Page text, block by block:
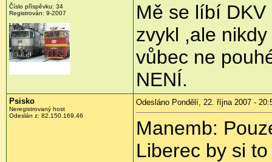
Číslo příspěvku: 34
Registrován: 9-2007
Mě se líbí
zvykl ,ale
vůbec ne
NENÍ.
Psisko
Neregistrovaný host
Odeslán z: 82.150.169.46
Odesláno Pondělí, 22. října 2007 -
Manemb:
Liberec by si